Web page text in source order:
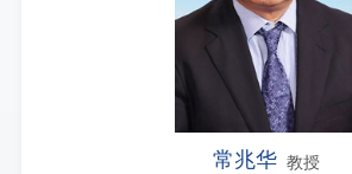
常兆华 教授